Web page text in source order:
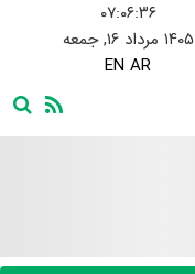
۰۷:۰۶:۳۶
۱۴۰۵ مرداد ۱۶, جمعه
EN AR